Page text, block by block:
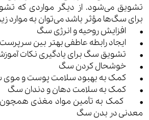
تشویق می‌شود. از دیگر مواردی که
برای سگ‌ها مؤثر باشد می‌توان به موارد
• افزایش روحیه و انرژی سگ
• ایجاد رابطه عاطفی بهتر بین
• تشویق سگ برای یادگیری نکات
• خوشحال کردن سگ
• کمک به بهبود سلامت پوست و
• کمک به سلامت دهان و دندان سگ
• کمک به تأمین مواد مغذی همچون
معدنی در بدن سگ